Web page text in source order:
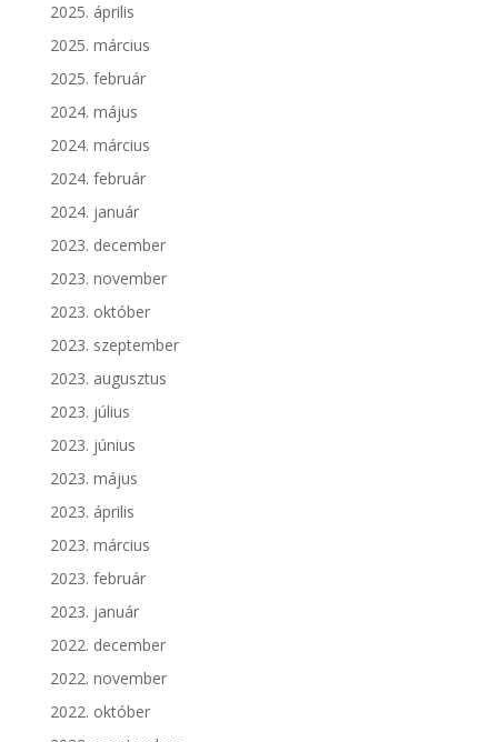
2025. április
2025. március
2025. február
2024. május
2024. március
2024. február
2024. január
2023. december
2023. november
2023. október
2023. szeptember
2023. augusztus
2023. július
2023. június
2023. május
2023. április
2023. március
2023. február
2023. január
2022. december
2022. november
2022. október